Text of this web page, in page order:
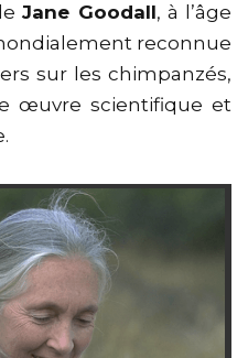
Jane Goodall, à l’âge
reconnue
sur les chimpanzés,
œuvre scientifique et